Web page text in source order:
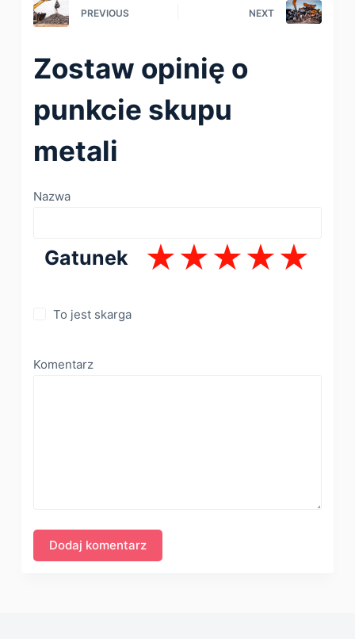
PREVIOUS NEXT
Zostaw opinię o
punkcie skupu
metali
Nazwa
Gatunek
To jest skarga
Komentarz